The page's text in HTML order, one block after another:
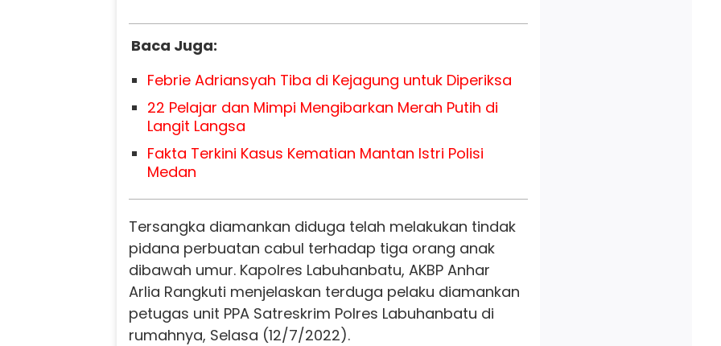
Baca Juga:
Febrie Adriansyah Tiba di Kejagung untuk Diperiksa
22 Pelajar dan Mimpi Mengibarkan Merah Putih di
Langit Langsa
Fakta Terkini Kasus Kematian Mantan Istri Polisi
Medan
Tersangka diamankan diduga telah melakukan tindak
pidana perbuatan cabul terhadap tiga orang anak
dibawah umur. Kapolres Labuhanbatu, AKBP Anhar
Arlia Rangkuti menjelaskan terduga pelaku diamankan
petugas unit PPA Satreskrim Polres Labuhanbatu di
rumahnya, Selasa (12/7/2022).